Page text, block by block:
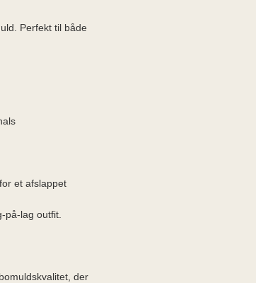
Perfekt til både
et afslappet
på-lag outfit.
der